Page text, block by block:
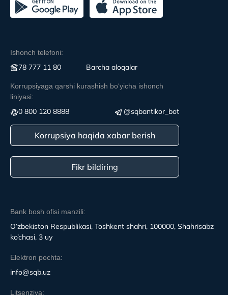
Bank bosh ofisi manzili:
O’zbekiston Respublikasi, Toshkent shahri, 100000, Shahrisabz
ko’chasi, 3 uy
Elektron pochta:
info@sqb.uz
Litsenziya:
Ishonch telefoni:
78 777 11 80 Вarcha aloqalar
Korrupsiyaga qarshi kurashish boʻyicha ishonch
liniyasi:
0 800 120 8888 @sqbantikor_bot
Korrupsiya haqida xabar berish
Fikr bildiring